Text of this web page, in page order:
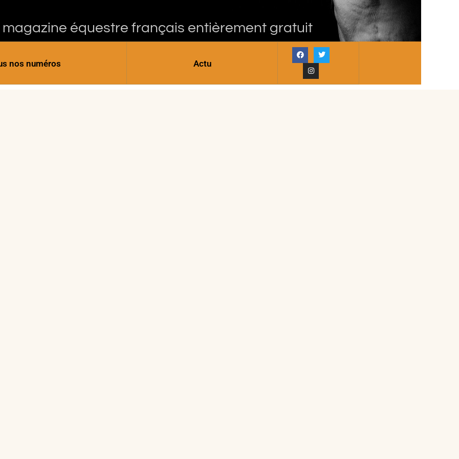
magazine équestre français entièrement gratuit
nos numéros Actu